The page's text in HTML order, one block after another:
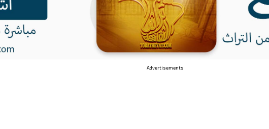
Advertisements